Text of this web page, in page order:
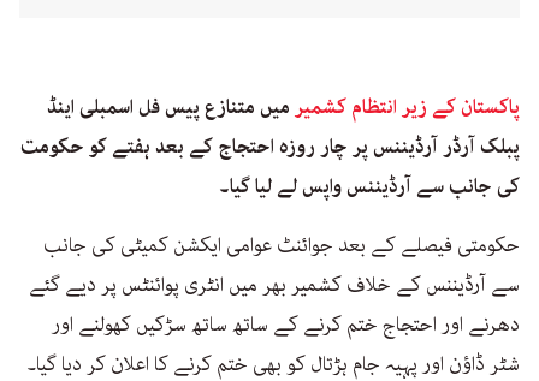
پاکستان کے زیر انتظام کشمیر میں متنازع پیس فل اسمبلی اینڈ
پبلک آرڈر آرڈیننس پر چار روزہ احتجاج کے بعد ہفتے کو حکومت
کی جانب سے آرڈیننس واپس لے لیا گیا۔
حکومتی فیصلے کے بعد جوائنٹ عوامی ایکشن کمیٹی کی جانب
سے آرڈیننس کے خلاف کشمیر بھر میں انٹری پوائنٹس پر دیے گئے
دھرنے اور احتجاج ختم کرنے کے ساتھ ساتھ سڑکیں کھولنے اور
شٹر ڈاؤن اور پہیہ جام ہڑتال کو بھی ختم کرنے کا اعلان کر دیا گیا۔